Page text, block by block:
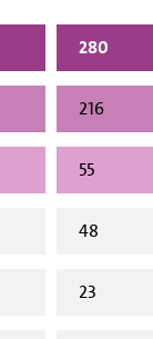
280
216
55
48
23